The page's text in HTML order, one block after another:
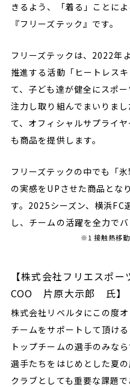
きるよう、「着る」ことに
『フリーズテック』です。
フリーズテックは、2022年
推進する活動「ヒートレス
て、子ども達が健全にスポ
注力し取り組んでまいりま
て、オフィシャルサプライ
も商品を提供します。
フリーズテックの中でも「
の実感をUPさせた商品とな
す。2025シーズン、横浜FC
し、チームの活躍を全力でバ
※1 接触熱移動
【株式会社フリエスポ
COO 片原大示郎 氏】
株式会社リベルタにこの度
チームをサポートして頂け
トップチームの選手のみな
選手たちをはじめとした夏
クラブとしても重要な課題